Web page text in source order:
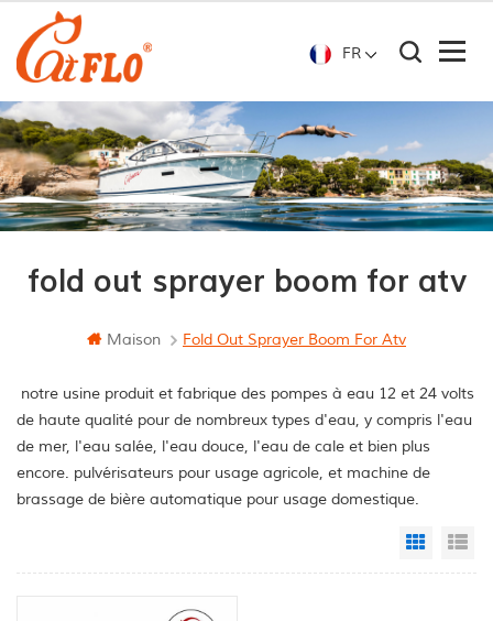
FR
fold out sprayer boom for atv
Maison Fold Out Sprayer Boom For Atv
notre usine produit et fabrique des pompes à eau 12 et 24 volts
de haute qualité pour de nombreux types d'eau, y compris l'eau
de mer, l'eau salée, l'eau douce, l'eau de cale et bien plus
encore. pulvérisateurs pour usage agricole, et machine de
brassage de bière automatique pour usage domestique.
Grid